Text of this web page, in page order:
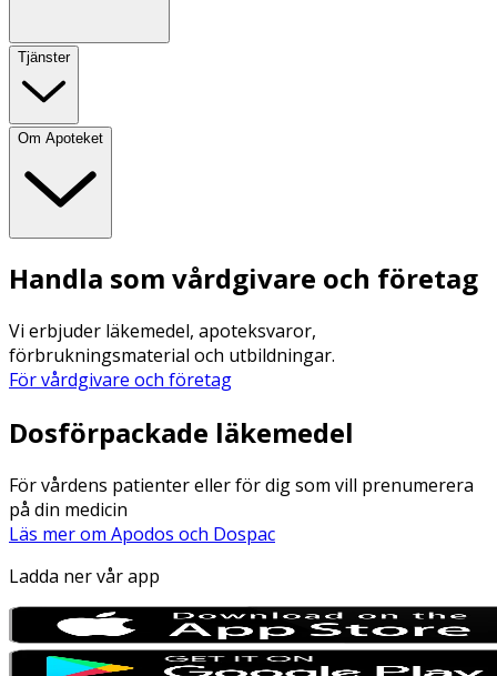
Tjänster
Om Apoteket
Handla som vårdgivare och företag
Vi erbjuder läkemedel, apoteksvaror,
förbrukningsmaterial och utbildningar.
För vårdgivare och företag
Dosförpackade läkemedel
För vårdens patienter eller för dig som vill prenumerera
på din medicin
Läs mer om Apodos och Dospac
Ladda ner vår app